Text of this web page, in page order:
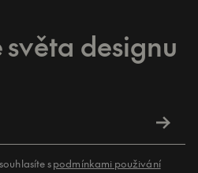
designu
spodmínkami použivání